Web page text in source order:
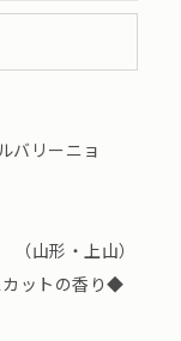
バリーニョ
山形・上山）
ットの香り◆